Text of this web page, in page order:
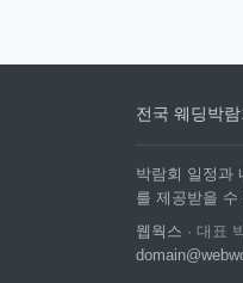
전국 웨딩박
박람회 일정과
를 제공받을 수
웹웍스 · 대표